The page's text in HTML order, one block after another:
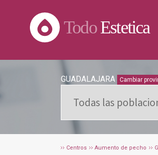
TodoEstetica
GUADALAJARA Cambiar
Centros Aumento de pecho